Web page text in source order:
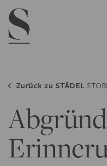
Navigation menu
Zurück zu STÄDEL